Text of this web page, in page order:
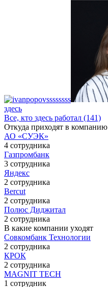
здесь
Все, кто здесь работал (141)
Откуда приходят в компанию
АО «СУЭК»
4 сотрудника
Газпромбанк
3 сотрудника
Яндекс
2 сотрудника
Bercut
2 сотрудника
Полюс Диджитал
2 сотрудника
В какие компании уходят
Совкомбанк Технологии
2 сотрудника
КРОК
2 сотрудника
MAGNIT TECH
1 сотрудник